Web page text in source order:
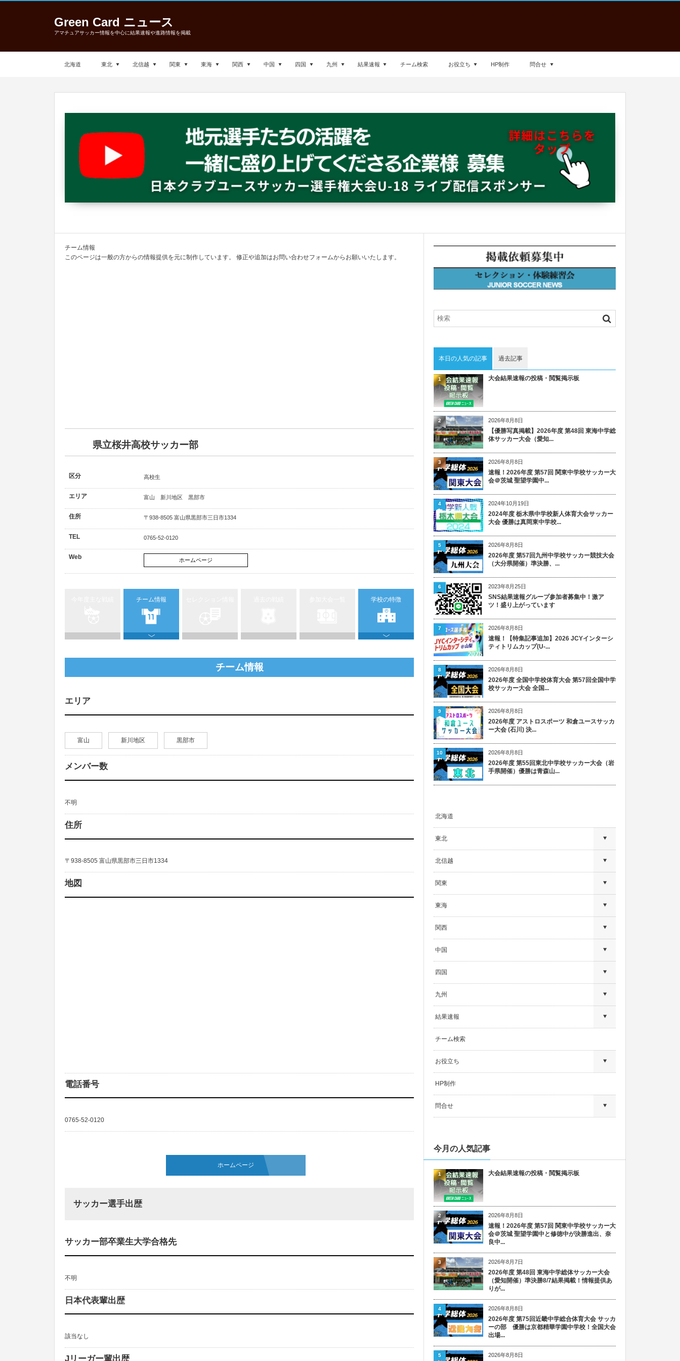
Green Card ニュース
アマチュアサッカー情報を中心に結果速報や進路情報を掲載
北海道 東北 北信越 関東 東海 関西 中国 四国 九州 結果速報 チーム検索 お役立ち HP制作 問合せ
チーム情報
このページは一般の方からの情報提供を元に制作しています。 修正や追加はお問い合わせフォームからお願いいたします。
県立桜井高校サッカー部
区分 高校生
エリア 富山 新川地区 黒部市
住所 〒938-8505 富山県黒部市三日市1334
TEL 0765-52-0120
Web ホームページ
チーム情報 学校の特徴
チーム情報
エリア
富山 新川地区 黒部市
メンバー数
不明
住所
〒938-8505 富山県黒部市三日市1334
地図
電話番号
0765-52-0120
ホームページ
サッカー選手出歴
サッカー部卒業生大学合格先
不明
日本代表輩出歴
該当なし
Jリーガー輩出歴
本日の人気の記事 過去記事
大会結果速報の投稿・閲覧掲示板
1
2026年8月8日
【優勝写真掲載】2026年度 第48回 東海中学総
体サッカー大会（愛知...
2
2026年8月8日
速報！2026年度 第57回 関東中学校サッカー大
会＠茨城 聖望学園中...
3
2024年10月19日
2024年度 栃木県中学校新人体育大会サッカー
大会 優勝は真岡東中学校...
4
2026年8月8日
2026年度 第57回九州中学校サッカー競技大会
（大分県開催）準決勝、...
5
2023年8月25日
SNS結果速報グループ参加者募集中！激ア
ツ！盛り上がっています
6
2026年8月8日
速報！【特集記事追加】2026 JCYインターシ
ティトリムカップ(U-...
7
2026年8月8日
2026年度 全国中学校体育大会 第57回全国中学
校サッカー大会 全国...
8
2026年8月8日
2026年度 アストロスポーツ 和倉ユースサッカ
ー大会 (石川) 決...
9
2026年8月8日
2026年度 第55回東北中学校サッカー大会（岩
手県開催）優勝は青森山...
10
北海道
東北
北信越
関東
東海
関西
中国
四国
九州
結果速報
チーム検索
お役立ち
HP制作
問合せ
今月の人気記事
大会結果速報の投稿・閲覧掲示板
1
2026年8月8日
速報！2026年度 第57回 関東中学校サッカー大
会＠茨城 聖望学園中と修徳中が決勝進出、奈
良中...
2
2026年8月7日
2026年度 第48回 東海中学総体サッカー大会
（愛知開催）準決勝8/7結果掲載！情報提供あ
りが...
3
2026年8月8日
2026年度 第75回近畿中学総合体育大会 サッカ
ーの部 優勝は京都精華学園中学校！全国大会
出場...
4
2026年8月8日
5